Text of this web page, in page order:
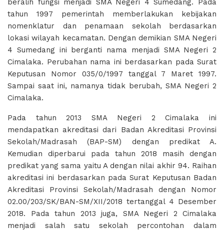
beralih fungsi menjadi SMA Negeri 4 Sumedang. Pada
tahun 1997 pemerintah memberlakukan kebijakan
nomenklatur dan penamaan sekolah berdasarkan
lokasi wilayah kecamatan. Dengan demikian SMA Negeri
4 Sumedang ini berganti nama menjadi SMA Negeri 2
Cimalaka. Perubahan nama ini berdasarkan pada Surat
Keputusan Nomor 035/0/1997 tanggal 7 Maret 1997.
Sampai saat ini, namanya tidak berubah, SMA Negeri 2
Cimalaka.
Pada tahun 2013 SMA Negeri 2 Cimalaka ini
mendapatkan akreditasi dari Badan Akreditasi Provinsi
Sekolah/Madrasah (BAP-SM) dengan predikat A.
Kemudian diperbarui pada tahun 2018 masih dengan
predikat yang sama yaitu A dengan nilai akhir 94. Raihan
akreditasi ini berdasarkan pada Surat Keputusan Badan
Akreditasi Provinsi Sekolah/Madrasah dengan Nomor
02.00/203/SK/BAN-SM/XII/2018 tertanggal 4 Desember
2018. Pada tahun 2013 juga, SMA Negeri 2 Cimalaka
menjadi salah satu sekolah percontohan dalam